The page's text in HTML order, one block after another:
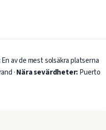
En av de mest solsäkra platserna
·Nära sevärdheter:Puerto